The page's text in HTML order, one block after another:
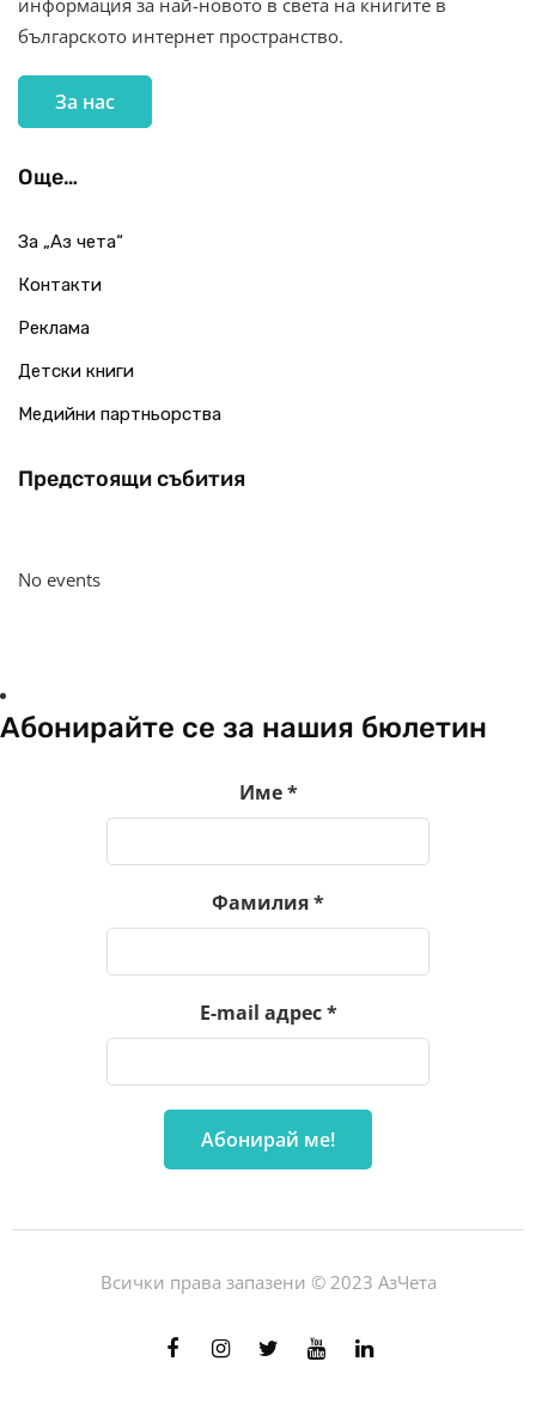
информация за най-новото в света на книгите в
българското интернет пространство.
За нас
Още…
За „Аз чета“
Контакти
Реклама
Детски книги
Медийни партньорства
Предстоящи събития
No events
Абонирайте се за нашия бюлетин
Име*
Фамилия*
E-mail адрес*
Всички права запазени © 2023 АзЧета